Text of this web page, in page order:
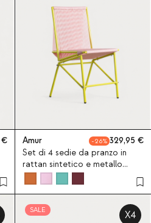
Amur 26
329,95
Set di 4 sedie da pranzo in
rattan sintetico e metallo
Amur Colors
SALE X4